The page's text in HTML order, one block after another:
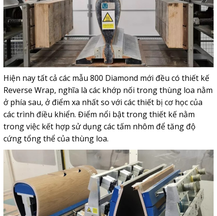
Hiện nay tất cả các mẫu 800 Diamond mới đều có thiết kế
Reverse Wrap, nghĩa là các khớp nối trong thùng loa nằm
ở phía sau, ở điểm xa nhất so với các thiết bị cơ học của
các trình điều khiển. Điểm nổi bật trong thiết kế nằm
trong việc kết hợp sử dụng các tấm nhôm để tăng độ
cứng tổng thể của thùng loa.